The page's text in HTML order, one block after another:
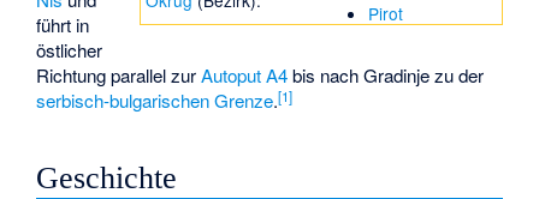
Pirot
führt in
östlicher
Richtung parallel zurAutoput A4bis nachGradinjezu der
serbisch-bulgarischen Grenze.[1]
Geschichte